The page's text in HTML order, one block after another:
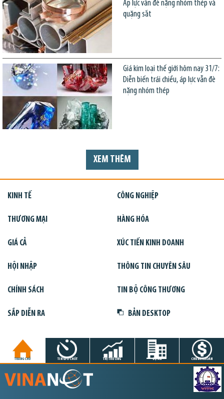
Áp lực vẫn đè nặng nhóm thép và
quặng sắt
Giá kim loại thế giới hôm nay 31/7:
Diễn biến trái chiều, áp lực vẫn đè
nặng nhóm thép
XEM THÊM
KINH TẾ CÔNG NGHIỆP
THƯƠNG MẠI HÀNG HÓA
GIÁ CẢ XÚC TIẾN KINH DOANH
HỘI NHẬP THÔNG TIN CHUYÊN SÂU
CHÍNH SÁCH TIN BỘ CÔNG THƯƠNG
SẮP DIỄN RA BẢN DESKTOP
TRANG CHỦ TIN GIỜ CHÓT THỊ TRƯỜNG DỰ ÁN CHỨNG KHOÁN